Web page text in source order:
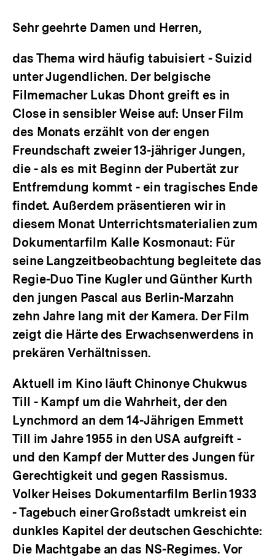
Sehr geehrte Damen und Herren,
das Thema wird häufig tabuisiert - Suizid
unter Jugendlichen. Der belgische
Filmemacher Lukas Dhont greift es in
Close in sensibler Weise auf: Unser Film
des Monats erzählt von der engen
Freundschaft zweier 13-jähriger Jungen,
die - als es mit Beginn der Pubertät zur
Entfremdung kommt - ein tragisches Ende
findet. Außerdem präsentieren wir in
diesem Monat Unterrichtsmaterialien zum
Dokumentarfilm Kalle Kosmonaut: Für
seine Langzeitbeobachtung begleitete das
Regie-Duo Tine Kugler und Günther Kurth
den jungen Pascal aus Berlin-Marzahn
zehn Jahre lang mit der Kamera. Der Film
zeigt die Härte des Erwachsenwerdens in
prekären Verhältnissen.
Aktuell im Kino läuft Chinonye Chukwus
Till - Kampf um die Wahrheit, der den
Lynchmord an dem 14-Jährigen Emmett
Till im Jahre 1955 in den USA aufgreift -
und den Kampf der Mutter des Jungen für
Gerechtigkeit und gegen Rassismus.
Volker Heises Dokumentarfilm Berlin 1933
- Tagebuch einer Großstadt umkreist ein
dunkles Kapitel der deutschen Geschichte:
Die Machtgabe an das NS-Regimes. Vor